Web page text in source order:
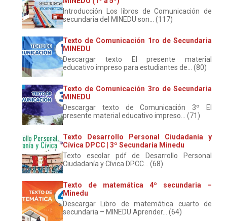
Introducción Los libros de Comunicación de
secundaria del MINEDU son... (117)
Texto de Comunicación 1ro de Secundaria
MINEDU
Descargar texto El presente material
educativo impreso para estudiantes de... (80)
Texto de Comunicación 3ro de Secundaria
MINEDU
Descargar texto de Comunicación 3º El
presente material educativo impreso... (71)
Texto Desarrollo Personal Ciudadanía y
Cívica DPCC | 3º Secundaria Minedu
Texto escolar pdf de Desarrollo Personal
Ciudadanía y Cívica DPCC... (68)
Texto de matemática 4º secundaria –
Minedu
Descargar Libro de matemática cuarto de
secundaria – MINEDU Aprender... (64)